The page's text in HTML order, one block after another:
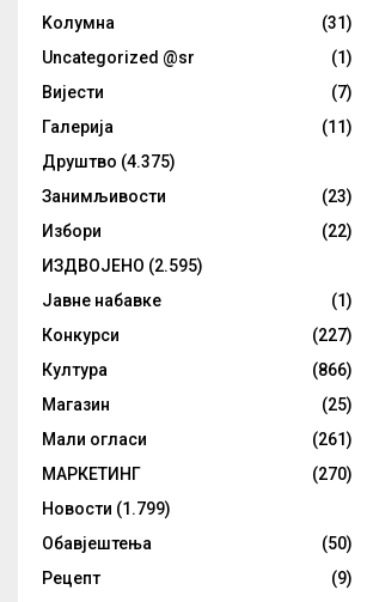
Kолумнa
(31)
Uncategorized @sr
(1)
Вијести
(7)
Галерија
(11)
Друштво (4.375)
Занимљивости
(23)
Избори
(22)
ИЗДВОЈЕНО (2.595)
Јавне набавке
(1)
Конкурси
(227)
Култура
(866)
Магазин
(25)
Мали огласи
(261)
МАРКЕТИНГ
(270)
Новости (1.799)
Обавјештења
(50)
Рецепт
(9)